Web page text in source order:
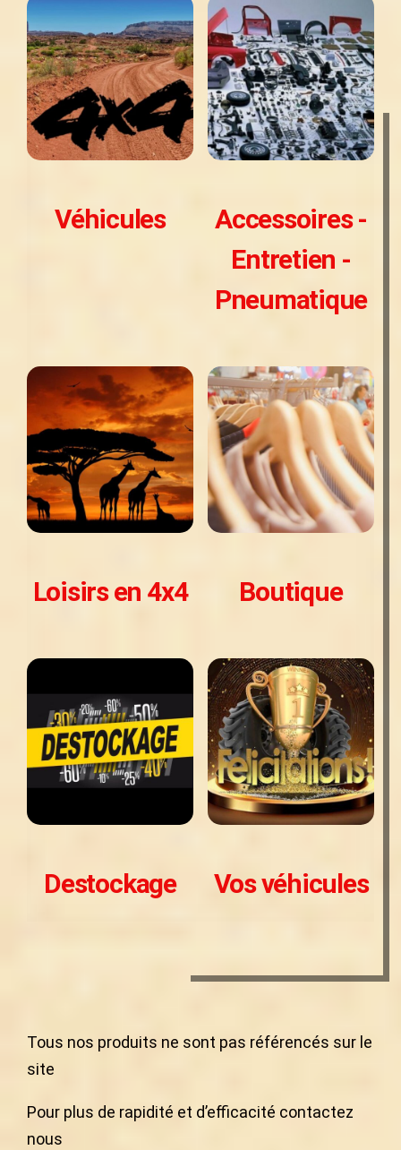
Véhicules
Accessoires -
Entretien -
Pneumatique
Loisirs en 4x4 Boutique
Destockage Vos véhicules
Tous nos produits ne sont pas référencés sur le
site
Pour plus de rapidité et d’efficacité contactez
nous